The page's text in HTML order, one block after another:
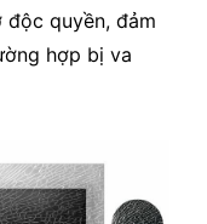
quyền, đảm
hợp bị va